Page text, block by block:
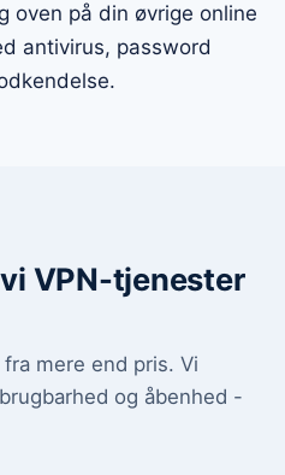
oven på din øvrige online
antivirus, password
VPN-tjenester
mere end pris. Vi
og åbenhed -